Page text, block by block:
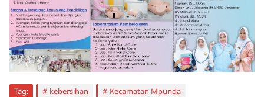
Tag: kebersihan
Kecamatan Mpunda